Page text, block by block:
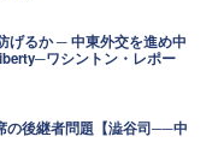
げるか ─ 中東外交を進め中
ワシントン・レポー
の後継者問題【澁谷司──中